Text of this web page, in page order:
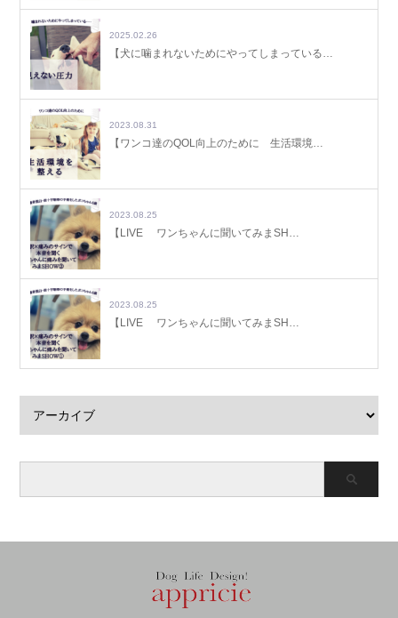
2025.02.26
【犬に噛まれないためにやってしまっている…
2023.08.31
【ワンコ達のQOL向上のために 生活環境…
2023.08.25
【LIVE ワンちゃんに聞いてみまSH…
2023.08.25
【LIVE ワンちゃんに聞いてみまSH…